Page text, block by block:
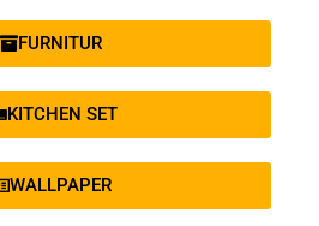
FURNITUR
KITCHEN SET
WALLPAPER